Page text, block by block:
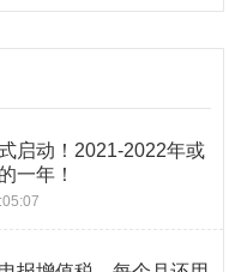
启动！2021-2022年或
一年！